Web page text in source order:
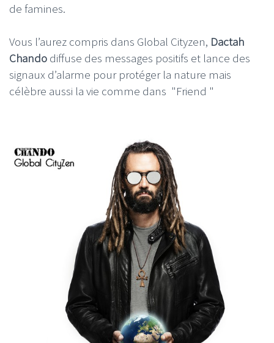
de famines.
Vous l’aurez compris dans Global Cityzen, Dactah
Chando diffuse des messages positifs et lance des
signaux d’alarme pour protéger la nature mais
célèbre aussi la vie comme dans "Friend "